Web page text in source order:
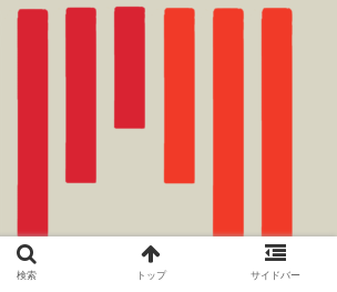
検索 トップ サイドバー